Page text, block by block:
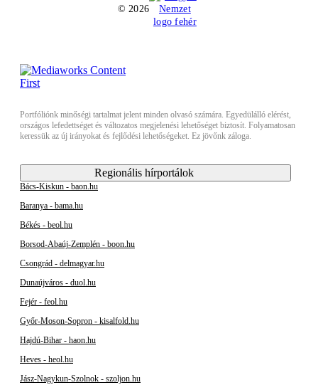
© 2026
Portfóliónk minőségi tartalmat jelent minden olvasó számára. Egyedülálló elérést,
országos lefedettséget és változatos megjelenési lehetőséget biztosít. Folyamatosan
keressük az új irányokat és fejlődési lehetőségeket. Ez jövőnk záloga.
Regionális hírportálok
Bács-Kiskun - baon.hu
Baranya - bama.hu
Békés - beol.hu
Borsod-Abaúj-Zemplén - boon.hu
Csongrád - delmagyar.hu
Dunaújváros - duol.hu
Fejér - feol.hu
Győr-Moson-Sopron - kisalfold.hu
Hajdú-Bihar - haon.hu
Heves - heol.hu
Jász-Nagykun-Szolnok - szoljon.hu